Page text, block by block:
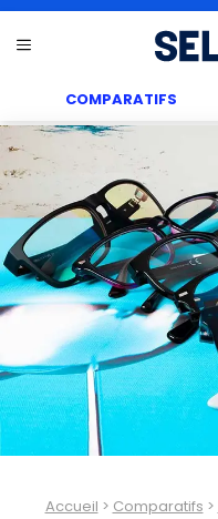
au Menu
COMPARATIFS
Accueil Comparatifs